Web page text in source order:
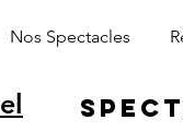
Nos Spectacles